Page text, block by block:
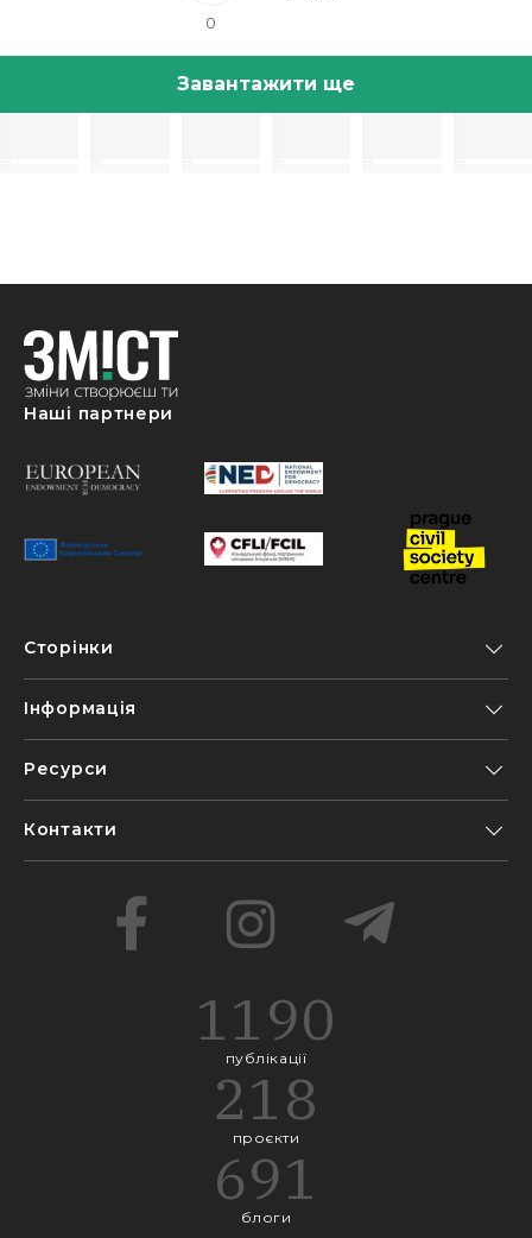
0
Завантажити ще
Наші партнери
Сторінки
Інформація
Ресурси
Контакти
1190
публікації
218
проєкти
691
блоги